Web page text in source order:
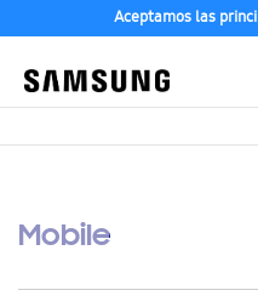
Aceptamos las
Mobile